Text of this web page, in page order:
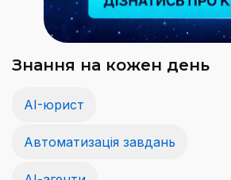
Знання на кожен день
AI-юрист
Автоматизація завдань